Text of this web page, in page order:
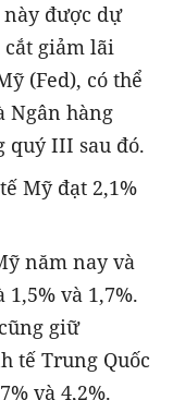
được dự
cắt giảm lãi
(Fed), có thể
Ngân hàng
quý III sau đó.
Mỹ đạt 2,1%
năm nay và
và 1,7%.
giữ
tế Trung Quốc
và 4,2%.